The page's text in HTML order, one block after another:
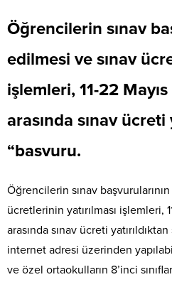
Öğrencilerin sınav
edilmesi ve sınav
işlemleri, 11-22
arasında sınav ücreti
“basvuru.
Öğrencilerin sınav
ücretlerinin yatırılması işlemleri,
arasında sınav ücreti
internet adresi üzerinden
ve özel ortaokulların 8’inci